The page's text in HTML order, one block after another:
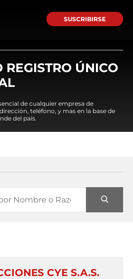
SUSCRIBIRSE
REGISTRO ÚNICO
de cualquier empresa de
teléfono, y mas en la base de
del país.
CYE S.A.S.